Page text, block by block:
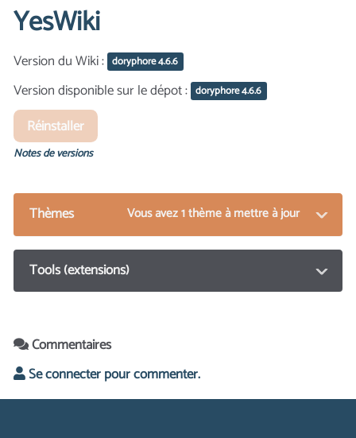
YesWiki
Version du Wiki : doryphore 4.6.6
Version disponible sur le dépot : doryphore 4.6.6
Réinstaller
Notes de versions
Thèmes Vous avez 1 thème à mettre à jour
Tools (extensions)
Commentaires
Se connecter pour commenter.